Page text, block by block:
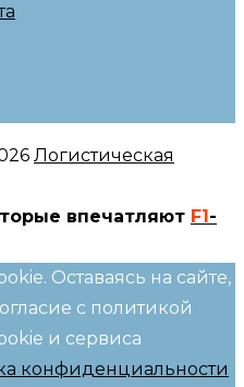
Логистическая
впечатляют F1 -
Оставаясь на сайте,
с политикой
и сервиса
конфиденциальности